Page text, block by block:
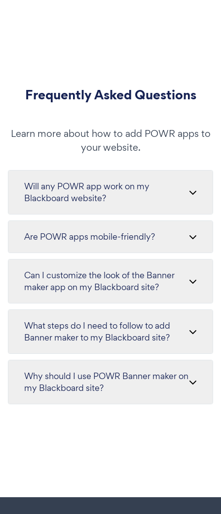
Frequently Asked Questions
Learn more about how to add POWR apps to
your website.
Will any POWR app work on my
Blackboard website?
Are POWR apps mobile-friendly?
Can I customize the look of the Banner
maker app on my Blackboard site?
What steps do I need to follow to add
Banner maker to my Blackboard site?
Why should I use POWR Banner maker on
my Blackboard site?